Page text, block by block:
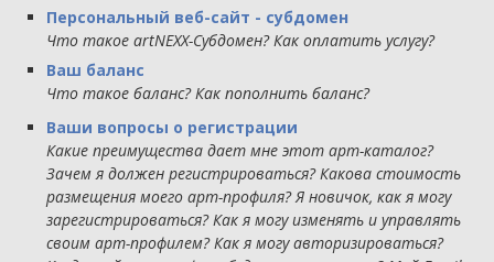
Персональный веб-сайт - субдомен
Что такое artNEXX-Субдомен? Как оплатить услугу?
Ваш баланс
Что такое баланс? Как пополнить баланс?
Ваши вопросы о регистрации
Какие преимущества дает мне этот арт-каталог?
Зачем я должен регистрироваться? Какова стоимость
размещения моего арт-профиля? Я новичок, как я могу
зарегистрироваться? Как я могу изменять и управлять
своим арт-профилем? Как я могу авторизироваться?